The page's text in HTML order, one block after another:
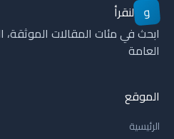
و لنقرأ
ابحث في مئات المقالات
العامة
الموقع
الرئيسية